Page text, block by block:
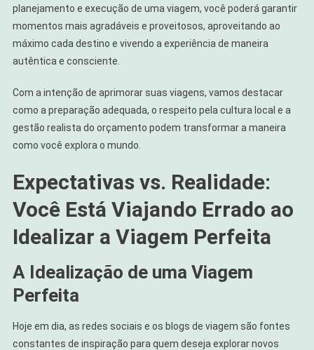
planejamento e execução de uma viagem, você poderá garantir
momentos mais agradáveis e proveitosos, aproveitando ao
máximo cada destino e vivendo a experiência de maneira
autêntica e consciente.
Com a intenção de aprimorar suas viagens, vamos destacar
como a preparação adequada, o respeito pela cultura local e a
gestão realista do orçamento podem transformar a maneira
como você explora o mundo.
Expectativas vs. Realidade:
Você Está Viajando Errado ao
Idealizar a Viagem Perfeita
A Idealização de uma Viagem
Perfeita
Hoje em dia, as redes sociais e os blogs de viagem são fontes
constantes de inspiração para quem deseja explorar novos